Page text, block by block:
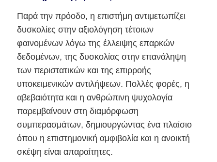
Παρά την πρόοδο, η επιστήμη αντιμετωπίζει
δυσκολίες στην αξιολόγηση τέτοιων
φαινομένων λόγω της έλλειψης επαρκών
δεδομένων, της δυσκολίας στην επανάληψη
των περιστατικών και της επιρροής
υποκειμενικών αντιλήψεων. Πολλές φορές, η
αβεβαιότητα και η ανθρώπινη ψυχολογία
παρεμβαίνουν στη διαμόρφωση
συμπερασμάτων, δημιουργώντας ένα πλαίσιο
όπου η επιστημονική αμφιβολία και η ανοικτή
σκέψη είναι απαραίτητες.